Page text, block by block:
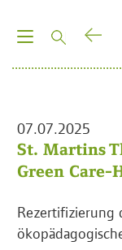
T
e
n
v
07.07.2025
St. Martins
Green
Rezertifizierung